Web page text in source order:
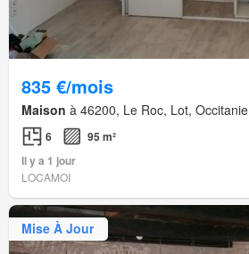
835 €/mois
Maison à 46200, Le Roc, Lot, Occitanie
6
95 m²
Il y a 1 jour
LOCAMOI
Mise À Jour